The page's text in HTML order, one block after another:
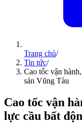
Trang chủ/
Tin tức/
Cao tốc vận
sản Vũng Tàu
Cao tốc vận
lực cầu bất